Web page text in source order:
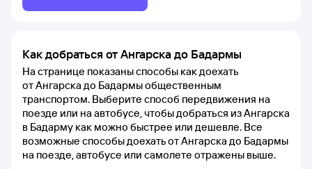
Как добраться от Ангарска до Бадармы
На странице показаны способы как доехать
от Ангарска до Бадармы общественным
транспортом. Выберите способ передвижения на
поезде или на автобусе, чтобы добраться из Ангарска
в Бадарму как можно быстрее или дешевле. Все
возможные способы доехать от Ангарска до Бадармы
на поезде, автобусе или самолете отражены выше.